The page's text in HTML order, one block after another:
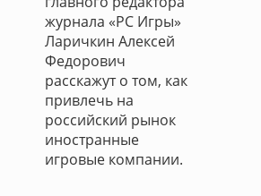
журнала «PC Игры»
Ларичкин Алексей
Федорович
расскажут о том, как
привлечь на
российский рынок
иностранные
игровые компании.